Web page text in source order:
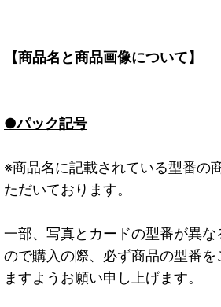
【商品名と商品画像について】
●パック記号
※商品名に記載されている型番の
ただいております。
一部、写真とカードの型番が異
ので購入の際、必ず商品の型番を
ますようお願い申し上げます。